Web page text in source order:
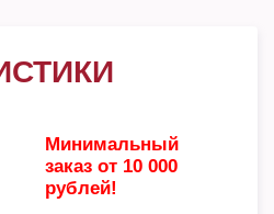
Минимальный
заказ от 10 000
рублей!